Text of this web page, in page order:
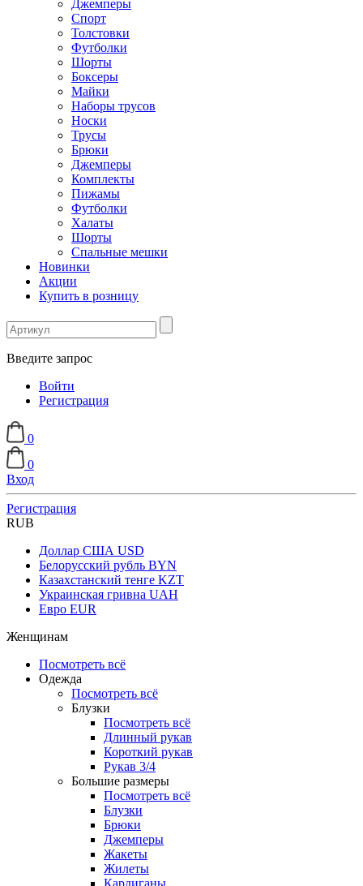
Джемперы
Спорт
Толстовки
Футболки
Шорты
Боксеры
Майки
Наборы трусов
Носки
Трусы
Брюки
Джемперы
Комплекты
Пижамы
Футболки
Халаты
Шорты
Спальные мешки
Новинки
Акции
Купить в розницу
Введите запрос
Войти
Регистрация
0
0
Вход
Регистрация
RUB
Доллар США USD
Белорусский рубль BYN
Казахстанский тенге KZT
Украинская гривна UAH
Евро EUR
Женщинам
Посмотреть всё
Одежда
Посмотреть всё
Блузки
Посмотреть всё
Длинный рукав
Короткий рукав
Рукав 3/4
Большие размеры
Посмотреть всё
Блузки
Брюки
Джемперы
Жакеты
Жилеты
Кардиганы